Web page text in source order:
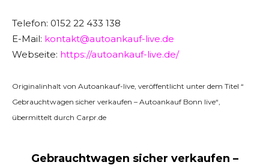
Telefon: 0152 22 433 138
E-Mail: kontakt@autoankauf-live.de
Webseite: https://autoankauf-live.de/
Originalinhalt von Autoankauf-live, veröffentlicht unter dem Titel “
Gebrauchtwagen sicher verkaufen – Autoankauf Bonn live“,
übermittelt durch Carpr.de
Gebrauchtwagen sicher verkaufen –